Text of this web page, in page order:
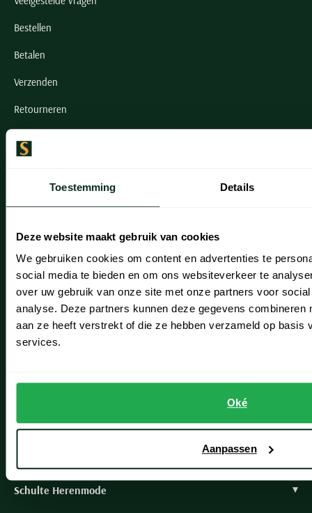
Toestemming Details
Deze website maakt gebruik van cookies
We gebruiken cookies om content en advertenties te
social media te bieden en om ons websiteverkeer te
over uw gebruik van onze site met onze partners voor
analyse. Deze partners kunnen deze gegevens combineren
aan ze heeft verstrekt of die ze hebben verzameld op basis
services.
Oké
Aanpassen
Bestellen
Betalen
Verzenden
Retourneren
Artikelonderhoud
Onze winkels
Onze winkels
Heemstede
Hillegom
Leiderdorp
Oegstgeest
Schulte Herenmode